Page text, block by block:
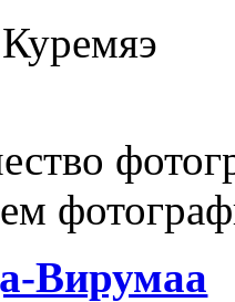
Вирумаа